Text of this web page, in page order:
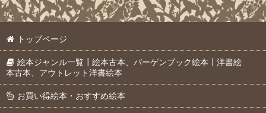
トップページ
絵本ジャンル一覧┃絵本古本、バーゲンブック絵本┃洋書絵
本古本、アウトレット洋書絵本
お買い得絵本・おすすめ絵本